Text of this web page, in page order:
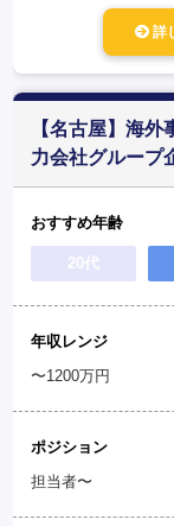
詳
【名古屋】海
力会社グループ
おすすめ年齢
20代
年収レンジ
〜1200万円
ポジション
担当者〜